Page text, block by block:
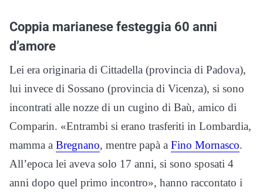
Coppia marianese festeggia 60 anni
d’amore
Lei era originaria di Cittadella (provincia di Padova),
lui invece di Sossano (provincia di Vicenza), si sono
incontrati alle nozze di un cugino di Baù, amico di
Comparin. «Entrambi si erano trasferiti in Lombardia,
mamma a Bregnano, mentre papà a Fino Mornasco.
All’epoca lei aveva solo 17 anni, si sono sposati 4
anni dopo quel primo incontro», hanno raccontato i